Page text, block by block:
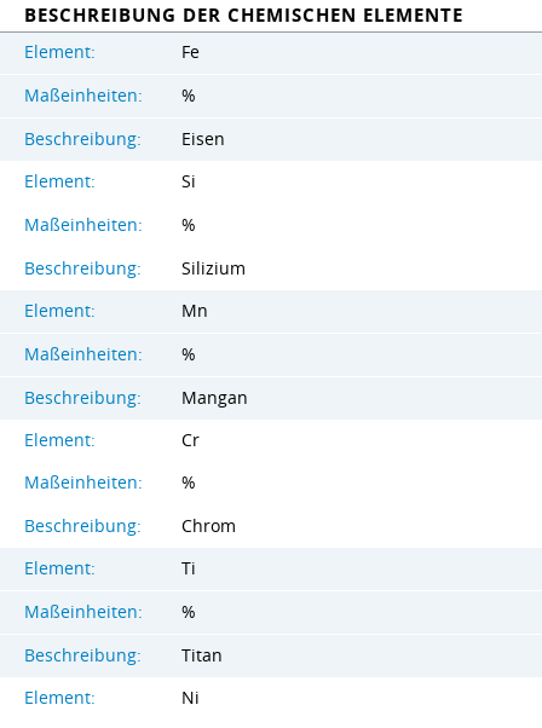
BESCHREIBUNG DER CHEMISCHEN ELEMENTE
Element:
Fe
Maßeinheiten:
%
Beschreibung:
Eisen
Element:
Si
Maßeinheiten:
%
Beschreibung:
Silizium
Element:
Mn
Maßeinheiten:
%
Beschreibung:
Mangan
Element:
Cr
Maßeinheiten:
%
Beschreibung:
Chrom
Element:
Ti
Maßeinheiten:
%
Beschreibung:
Titan
Element:
Ni